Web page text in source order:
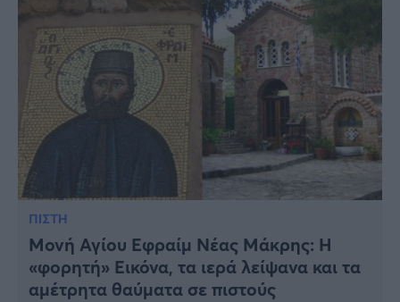
ΠΙΣΤΗ
Μονή Αγίου Εφραίμ Νέας Μάκρης: Η
«φορητή» Εικόνα, τα ιερά λείψανα και τα
αμέτρητα θαύματα σε πιστούς